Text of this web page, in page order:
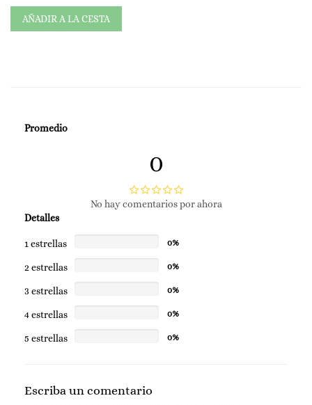
AÑADIR A LA CESTA
Promedio
0
No hay comentarios por ahora
Detalles
1 estrellas 0%
2 estrellas 0%
3 estrellas 0%
4 estrellas 0%
5 estrellas 0%
Escriba un comentario